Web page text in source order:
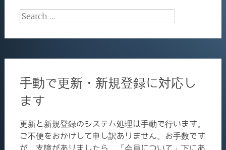
Search
手動で更新・新規登録に対応し
ます
更新と新規登録のシステム処理は手動で行います。
ご不便をおかけして申し訳ありません。お手数です
が、支障がありましたら、「会員について」下にあ